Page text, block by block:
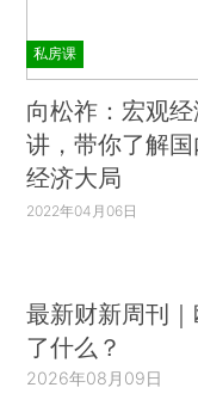
私房课
向松祚：宏观
讲，带你了解
经济大局
2022年04月06日
最新财新周刊
了什么？
2026年08月09日